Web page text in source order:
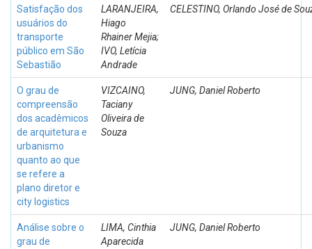
Satisfação dos
usuários do
transporte
público em São
Sebastião
LARANJEIRA,
Hiago
Rhainer Mejia;
IVO, Letícia
Andrade
CELESTINO, Orlando José de
O grau de
compreensão
dos acadêmicos
de arquitetura e
urbanismo
quanto ao que
se refere a
plano diretor e
city logistics
VIZCAINO,
Taciany
Oliveira de
Souza
JUNG, Daniel Roberto
Análise sobre o
grau de
LIMA, Cinthia
Aparecida
JUNG, Daniel Roberto